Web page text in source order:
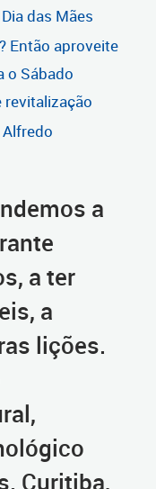
das Mães
Então aproveite
o Sábado
revitalização
a
a ter
a
lições.
Curitiba,